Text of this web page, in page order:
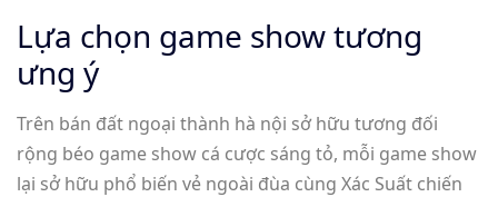
Lựa chọn game show tương
ưng ý
Trên bán đất ngoại thành hà nội sở hữu tương đối
rộng béo game show cá cược sáng tỏ, mỗi game show
lại sở hữu phổ biến vẻ ngoài đùa cùng Xác Suất chiến